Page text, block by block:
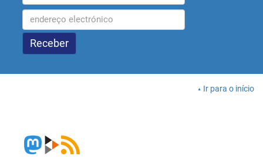
Ir para o início